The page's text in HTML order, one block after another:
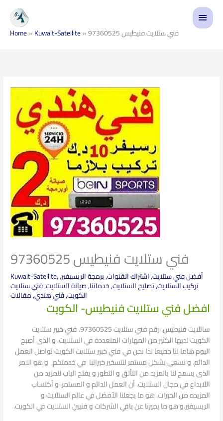
content
Main
Menu
Home Kuwait-Satellite فني ستلايت فنيطيس 97360525
فني ستلايت فنيطيس 97360525
Kuwait-Satellite, أفضل فني ستلايت,اشتراك القنوات,برمجة الريسيفير,
تركيب الستلايت,تصليح الستلايت,خدماتنا,صيانة الستلايت,فتي ستلايت
الكويت,فني هندي,مقالات
افضل فني ستلايت فنيطيس- الكويت
ساتلايت فنيطيس. رقم فني ستلايت 97360525. فني خبير ستلايت
الكويت لديها الكثير من المهارات المتعددة في الستلايت. و الذى أصبح
اليوم هاما لنا جميعا لذا نحن في فني خبير ستلايت الكويت نواصل العمل
الدائم. و نسعى بشكل مستمر لتتسخير خبراتنا في خدمتكم, و هو الامر
الذى يسمح لنا بالمزيد من التألق و التطور و يفتح الباب للمزيد من
اللابداع في مجال الستلايت. أن العمل الدائم و المستمر. و أكتساب
المزيده من الخبرات. هو ما يجعلنا الأفضل في عالم الستلايت و
الريسيفير.و هو ما يميزنا عن باقي الشركات و فنيين الستلايت في الكويت.